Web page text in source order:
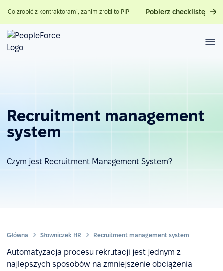
Co zrobić z kontraktorami, zanim zrobi to PIP Pobierz checklistę
Recruitment management
system
Czym jest Recruitment Management System?
Główna Słowniczek HR Recruitment management system
Automatyzacja procesu rekrutacji jest jednym z
najlepszych sposobów na zmniejszenie obciążenia